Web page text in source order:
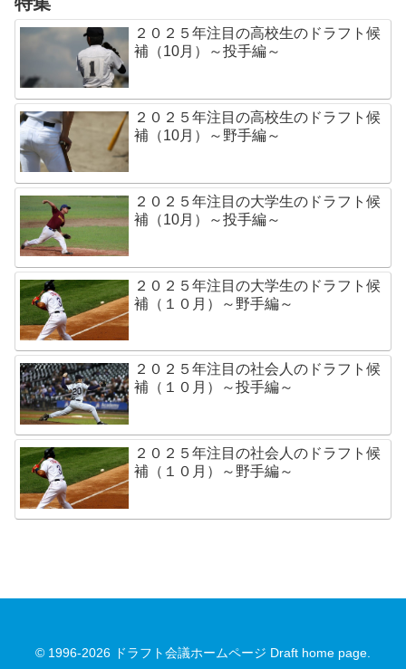
２０２５年注目の高校生のドラフト候
補（10月）～投手編～
２０２５年注目の高校生のドラフト候
補（10月）～野手編～
２０２５年注目の大学生のドラフト候
補（10月）～投手編～
２０２５年注目の大学生のドラフト候
補（１０月）～野手編～
２０２５年注目の社会人のドラフト候
補（１０月）～投手編～
２０２５年注目の社会人のドラフト候
補（１０月）～野手編～
© 1996-2026 ドラフト会議ホームページ Draft home page.